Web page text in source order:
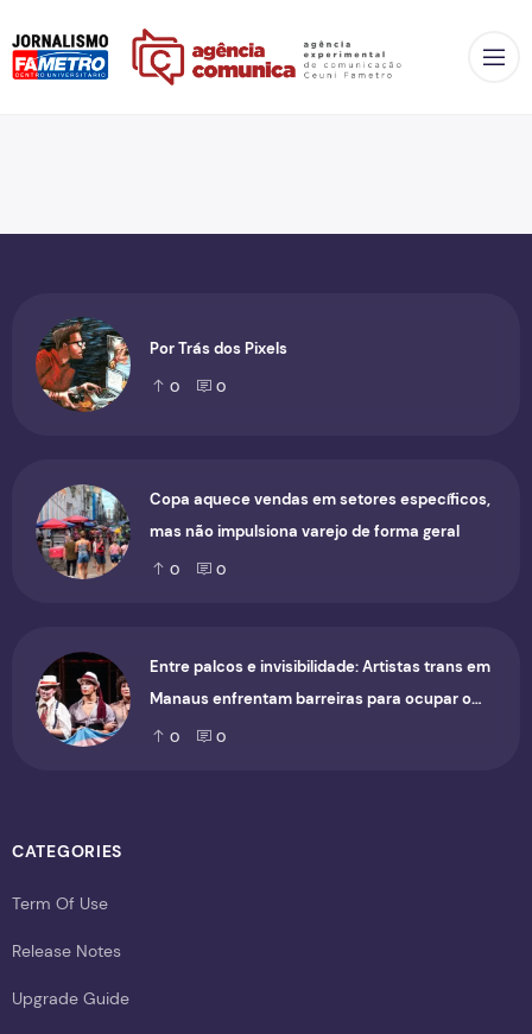
Por Trás dos Pixels
0 0
Copa aquece vendas em setores específicos,
mas não impulsiona varejo de forma geral
0 0
Entre palcos e invisibilidade: Artistas trans em
Manaus enfrentam barreiras para ocupar o
cenário cultural
0 0
CATEGORIES
Term Of Use
Release Notes
Upgrade Guide